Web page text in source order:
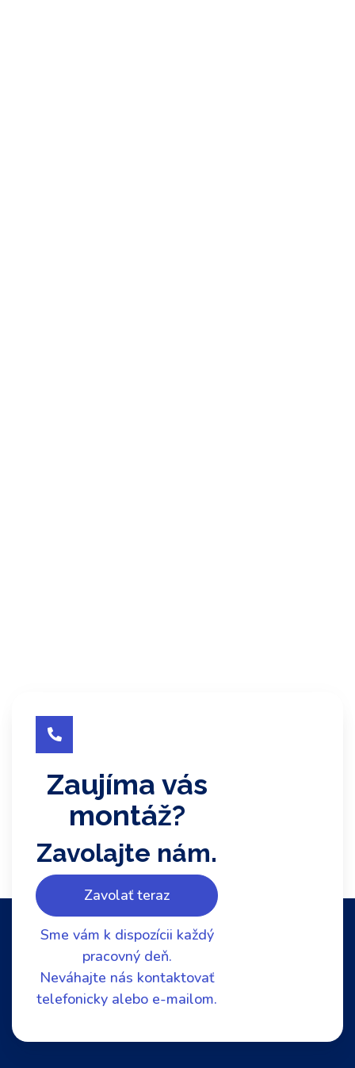

Zaujíma vás
montáž?
Zavolajte nám.
Zavolať teraz
Sme vám k dispozícii každý
pracovný deň.
Neváhajte nás kontaktovať
telefonicky alebo e-mailom.